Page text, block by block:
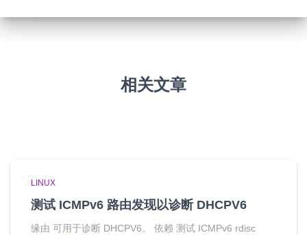
相关文章
LINUX
测试 ICMPv6 路由发现以诊断 DHCPV6
缘由 可用于诊断 DHCPV6。 依赖 测试 ICMPv6 rdisc